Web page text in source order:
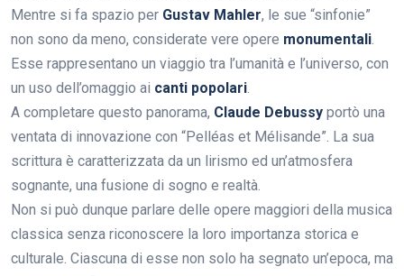
Mentre si fa spazio per Gustav Mahler, le sue “sinfonie”
non sono da meno, considerate vere opere monumentali.
Esse rappresentano un viaggio tra l’umanità e l’universo, con
un uso dell’omaggio ai canti popolari.
A completare questo panorama, Claude Debussy portò una
ventata di innovazione con “Pelléas et Mélisande”. La sua
scrittura è caratterizzata da un lirismo ed un’atmosfera
sognante, una fusione di sogno e realtà.
Non si può dunque parlare delle opere maggiori della musica
classica senza riconoscere la loro importanza storica e
culturale. Ciascuna di esse non solo ha segnato un’epoca, ma